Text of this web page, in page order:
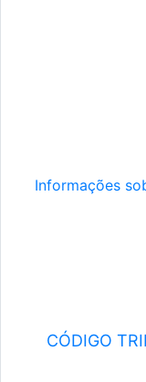
Informações
CÓDIGO